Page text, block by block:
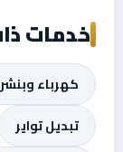
خدمات
كهرباء
تبديل تواير